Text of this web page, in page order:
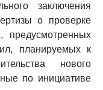
заключения
о проверке
предусмотренных
планируемых к
нового
по инициативе